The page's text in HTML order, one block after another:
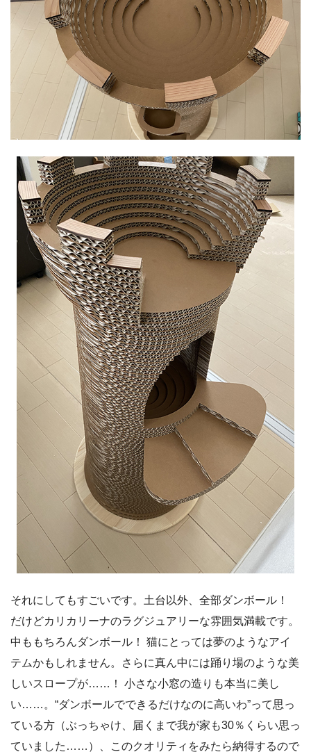
それにしてもすごいです。土台以外、全部ダンボール！
だけどカリカリーナのラグジュアリーな雰囲気満載です。
中ももちろんダンボール！ 猫にとっては夢のようなアイ
テムかもしれません。さらに真ん中には踊り場のような美
しいスロープが……！ 小さな小窓の造りも本当に美し
い……。“ダンボールでできるだけなのに高いわ”って思っ
ている方（ぶっちゃけ、届くまで我が家も30％くらい思っ
ていました……）、このクオリティをみたら納得するので